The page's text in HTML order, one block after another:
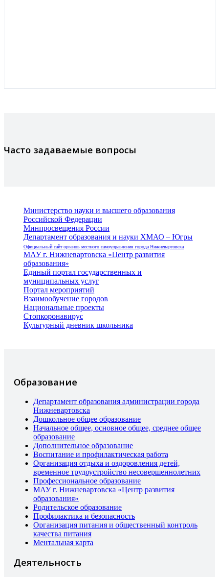
Часто задаваемые вопросы
Министерство науки и высшего образования
Российской Федерации
Минпросвещения России
Департамент образования и науки ХМАО – Югры
Официальный сайт органов местного самоуправления города Нижневартовска
МАУ г. Нижневартовска «Центр развития
образования»
Единый портал государственных и
муниципальных услуг
Портал мероприятий
Взаимообучение городов
Национальные проекты
Стопкоронавирус
Культурный дневник школьника
Образование
Департамент образования администрации города
Нижневартовска
Дошкольное общее образование
Начальное общее, основное общее, среднее общее
образование
Дополнительное образование
Воспитание и профилактическая работа
Организация отдыха и оздоровления детей,
временное трудоустройство несовершеннолетних
Профессиональное образование
МАУ г. Нижневартовска «Центр развития
образования»
Родительское образование
Профилактика и безопасность
Организация питания и общественный контроль
качества питания
Ментальная карта
Деятельность